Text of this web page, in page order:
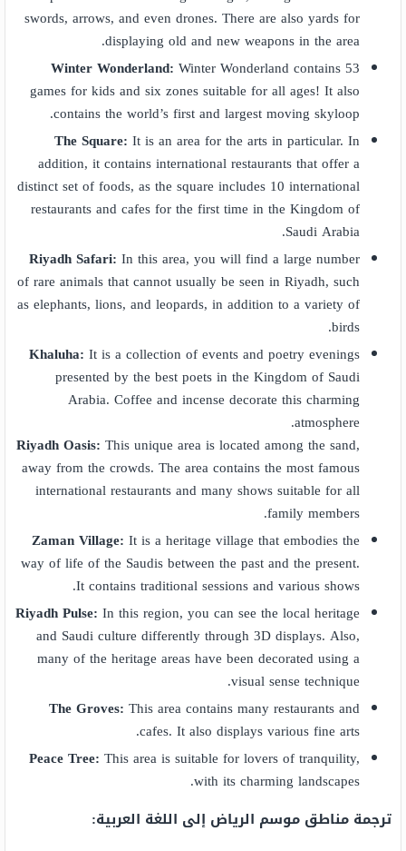
swords, arrows, and even drones. There are also yards for
displaying old and new weapons in the area.
Winter Wonderland: Winter Wonderland contains 53
games for kids and six zones suitable for all ages! It also
contains the world’s first and largest moving skyloop.
The Square: It is an area for the arts in particular. In
addition, it contains international restaurants that offer a
distinct set of foods, as the square includes 10 international
restaurants and cafes for the first time in the Kingdom of
Saudi Arabia.
Riyadh Safari: In this area, you will find a large number
of rare animals that cannot usually be seen in Riyadh, such
as elephants, lions, and leopards, in addition to a variety of
birds.
Khaluha: It is a collection of events and poetry evenings
presented by the best poets in the Kingdom of Saudi
Arabia. Coffee and incense decorate this charming
atmosphere.
Riyadh Oasis: This unique area is located among the sand,
away from the crowds. The area contains the most famous
international restaurants and many shows suitable for all
family members.
Zaman Village: It is a heritage village that embodies the
way of life of the Saudis between the past and the present.
It contains traditional sessions and various shows.
Riyadh Pulse: In this region, you can see the local heritage
and Saudi culture differently through 3D displays. Also,
many of the heritage areas have been decorated using a
visual sense technique.
The Groves: This area contains many restaurants and
cafes. It also displays various fine arts.
Peace Tree: This area is suitable for lovers of tranquility,
with its charming landscapes.
ترجمة مناطق موسم الرياض إلى اللغة العربية: